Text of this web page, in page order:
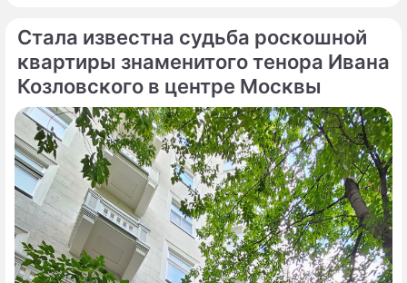
который проходит в Благовещенске, назвал
победителей. Это те ленты и спектакли,
которые обязательно надо посмотреть!
Зрителями фестиваля стали больше 17
тысяч человек, а гостями – свыше 400
человек.
Стала известна судьба роскошной
квартиры знаменитого тенора Ивана
Козловского в центре Москвы